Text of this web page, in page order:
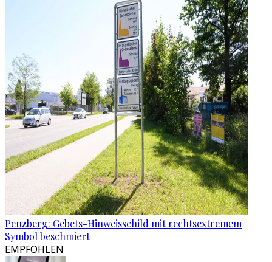
Penzberg: Gebets-Hinweisschild mit rechtsextremem
Symbol beschmiert
EMPFOHLEN